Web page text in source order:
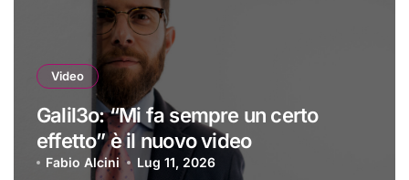
Video
Galil3o: “Mi fa sempre un certo
effetto” è il nuovo video
Fabio Alcini Lug 11, 2026